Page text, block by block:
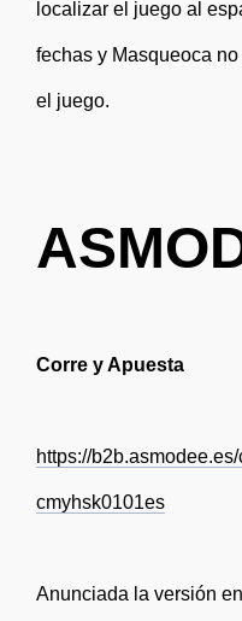
localizar el juego al
fechas y Masqueoca
el juego.
Corre y Apuesta
https://
cmyhsk0101es
Anunciada la versión